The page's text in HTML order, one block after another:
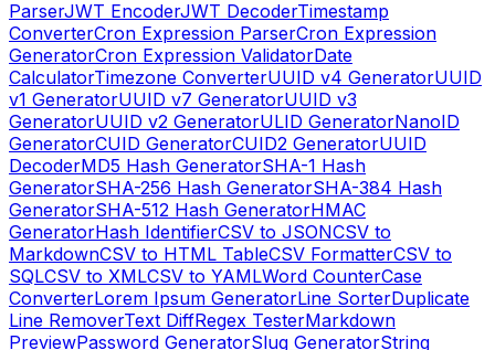
ParserJWT EncoderJWT DecoderTimestamp
ConverterCron Expression ParserCron Expression
GeneratorCron Expression ValidatorDate
CalculatorTimezone ConverterUUID v4 GeneratorUUID
v1 GeneratorUUID v7 GeneratorUUID v3
GeneratorUUID v2 GeneratorULID GeneratorNanoID
GeneratorCUID GeneratorCUID2 GeneratorUUID
DecoderMD5 Hash GeneratorSHA-1 Hash
GeneratorSHA-256 Hash GeneratorSHA-384 Hash
GeneratorSHA-512 Hash GeneratorHMAC
GeneratorHash IdentifierCSV to JSONCSV to
MarkdownCSV to HTML TableCSV FormatterCSV to
SQLCSV to XMLCSV to YAMLWord CounterCase
ConverterLorem Ipsum GeneratorLine SorterDuplicate
Line RemoverText DiffRegex TesterMarkdown
PreviewPassword GeneratorSlug GeneratorString